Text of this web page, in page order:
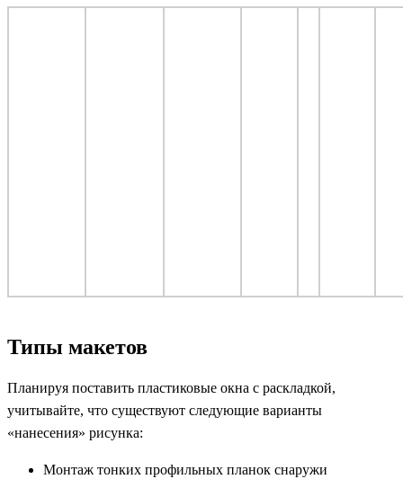
Типы макетов
Планируя поставить пластиковые окна с раскладкой,
учитывайте, что существуют следующие варианты
«нанесения» рисунка:
Монтаж тонких профильных планок снаружи